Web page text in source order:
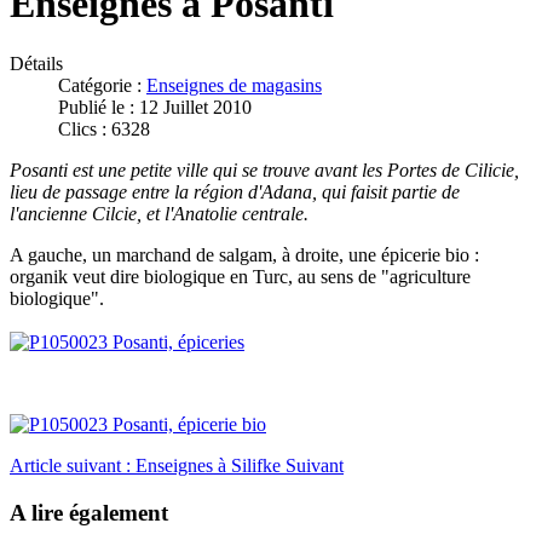
Détails
Catégorie : Enseignes de magasins
Publié le : 12 Juillet 2010
Clics : 6328
Posanti est une petite ville qui se trouve avant les Portes de Cilicie,
lieu de passage entre la région d'Adana, qui faisit partie de
l'ancienne Cilcie, et l'Anatolie centrale.
A gauche, un marchand de salgam, à droite, une épicerie bio :
organik veut dire biologique en Turc, au sens de "agriculture
biologique".
Article suivant : Enseignes à Silifke Suivant
A lire également